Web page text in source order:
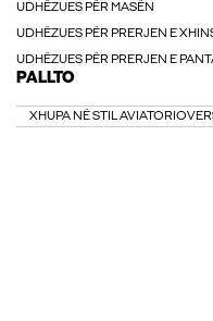
UDHËZUES PËR MASËN
UDHËZUES PËR PRERJEN E
UDHËZUES PËR PRERJEN E
PALLTO
XHUPA NË STIL AVIATORI